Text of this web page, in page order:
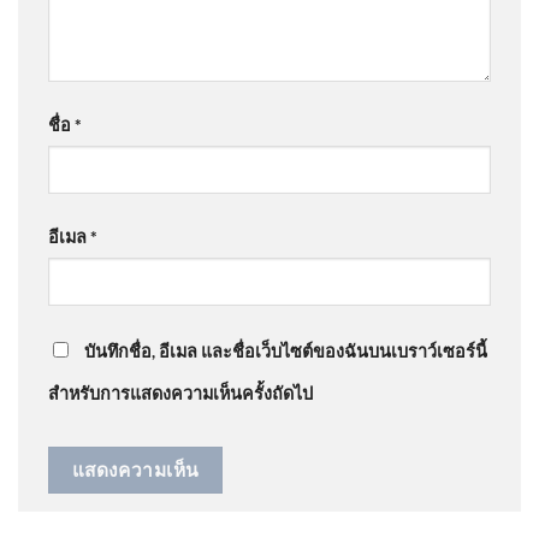
มี3ศ่าลไปให้สุด
ชดใช้ “ต้อม รชนีกร” 7.7 ล้าน อัพเดทข่าว
ชื่อ *
อีเมล*
บันทึกชื่อ, อีเมล และชื่อเว็บไซต์ของฉันบนเบราว์เซอร์นี้
สำหรับการแสดงความเห็นครั้งถัดไป